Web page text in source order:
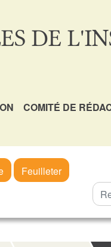
DE
COMITÉ DE
Feuilleter